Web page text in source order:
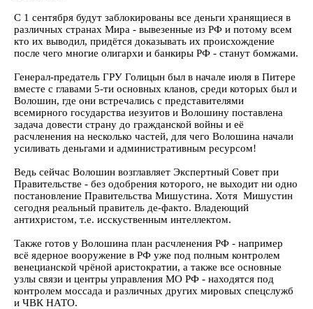
С 1 сентября будут заблокированы все деньги хранящиеся в
различных странах Мира - вывезенные из РФ и потому всем
кто их выводил, придётся доказывать их происхождение
после чего многие олигархи и банкиры РФ - станут бомжами.
Генерал-предатель ГРУ Голицын был в начале июля в Питере
вместе с главами 5-ти основных кланов, среди которых был и
Волошин, где они встречались с представителями
всемирного государства иезуитов и Волошину поставлена
задача довести страну до гражданской войны и её
расчленения на несколько частей, для чего Волошина начали
усиливать деньгами и административным ресурсом!
Ведь сейчас Волошин возглавляет Экспертный Совет при
Правительстве - без одобрения которого, не выходит ни одно
постановление Правительства Мишустина. Хотя Мишустин
сегодня реальный правитель де-факто. Владеющий
антихристом, т.е. исскуственным интеллектом.
Также готов у Волошина план расчленения РФ - например
всё ядерное вооружение в РФ уже под полным контролем
венецианской чрёной аристократии, а также все основные
узлы связи и центры управления МО РФ - находятся под
контролем моссада и различных других мировых спецслужб
и ЧВК НАТО.